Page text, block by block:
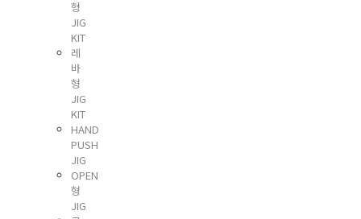
형
JIG
KIT
레
바
형
JIG
KIT
HAND
PUSH
JIG
OPEN
형
JIG